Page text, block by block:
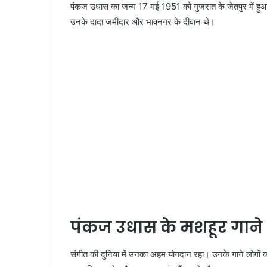
पंकज उधास का जन्म 17 मई 1951 को गुजरात के जेतपुर में हुआ
उनके दादा जमींदार और भावनगर के दीवान थे।
पंकज उधास के मशहूर गाने
संगीत की दुनिया में उनका अहम योगदान रहा। उनके गाने